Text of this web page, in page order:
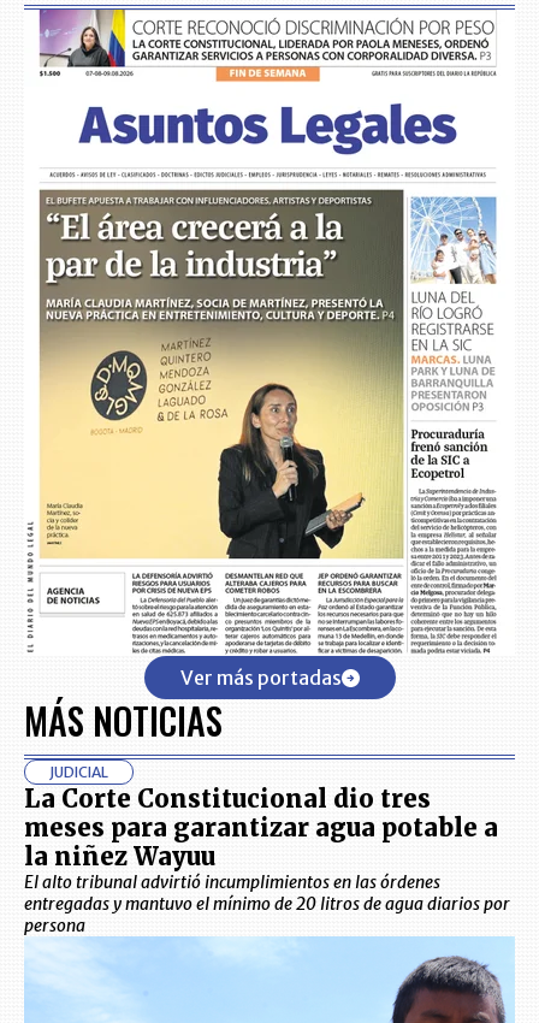
Ver más portadas
MÁS NOTICIAS
JUDICIAL
La Corte Constitucional dio tres
meses para garantizar agua potable a
la niñez Wayuu
El alto tribunal advirtió incumplimientos en las órdenes
entregadas y mantuvo el mínimo de 20 litros de agua diarios por
persona